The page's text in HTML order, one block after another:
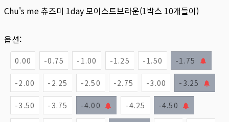
Chu's me 츄즈미 1day 모이스트브라운(1박스 10개들이)
옵션:
0.00 -0.75 -1.00 -1.25 -1.50 -1.75
-2.00 -2.25 -2.50 -2.75 -3.00 -3.25
-3.50 -3.75 -4.00 -4.25 -4.50